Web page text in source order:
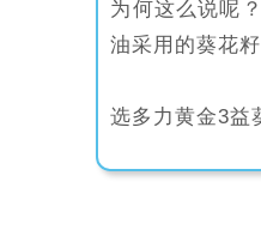
为何这么说呢
油采用的葵花
选多力黄金3益